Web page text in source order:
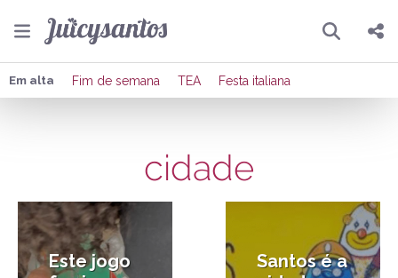
Pesquisar
Compartilhar
Publicar no Facebook
Publicar no X
Em alta Fim de semana TEA Festa italiana
cidade
Este jogo
Santos é a